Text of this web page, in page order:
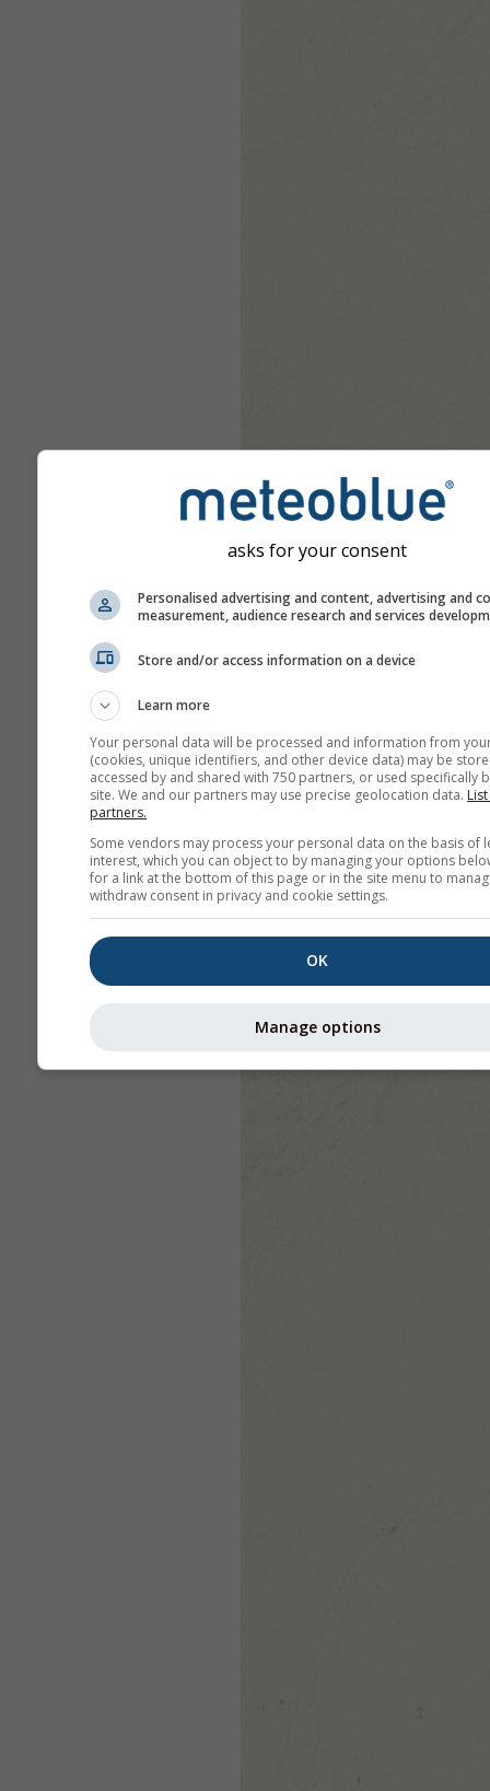
asks for your consent
Personalised advertising and content, advertising and
measurement, audience research and services
Store and/or access information on a device
Learn more
Your personal data will be processed and information from
(cookies, unique identifiers, and other device data) may be
accessed by and shared with 750 partners, or used specifically
site. We and our partners may use precise geolocation data.
partners.
Some vendors may process your personal data on the basis of
interest, which you can object to by managing your options
for a link at the bottom of this page or in the site menu to
withdraw consent in privacy and cookie settings.
OK
Manage options